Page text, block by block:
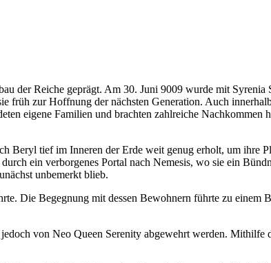
der Reiche geprägt. Am 30. Juni 9009 wurde mit Syrenia
früh zur Hoffnung der nächsten Generation. Auch
eigene Familien und brachten zahlreiche Nachkommen
Beryl tief im Inneren der Erde weit genug erholt, um ihre
ein verborgenes Portal nach Nemesis, wo sie ein
unbemerkt blieb.
Die Begegnung mit dessen Bewohnern führte zu einem
von Neo Queen Serenity abgewehrt werden. Mithilfe